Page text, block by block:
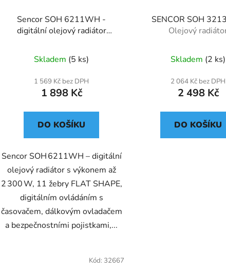
Sencor SOH 6211WH -
digitální olejový radiátor
Skladem (5 ks)
1 569 Kč bez DPH
1 898 Kč
DO KOŠÍKU
Sencor SOH 6211WH – digitální
olejový radiátor s výkonem až
2 300 W, 11 žebry FLAT SHAPE,
digitálním ovládáním s
časovačem, dálkovým ovladačem
a bezpečnostními pojistkami,...
SENCOR SOH
Olejový
Skladem (2 ks)
2 064 Kč bez DPH
2 498 Kč
DO KOŠÍKU
Kód: 32667